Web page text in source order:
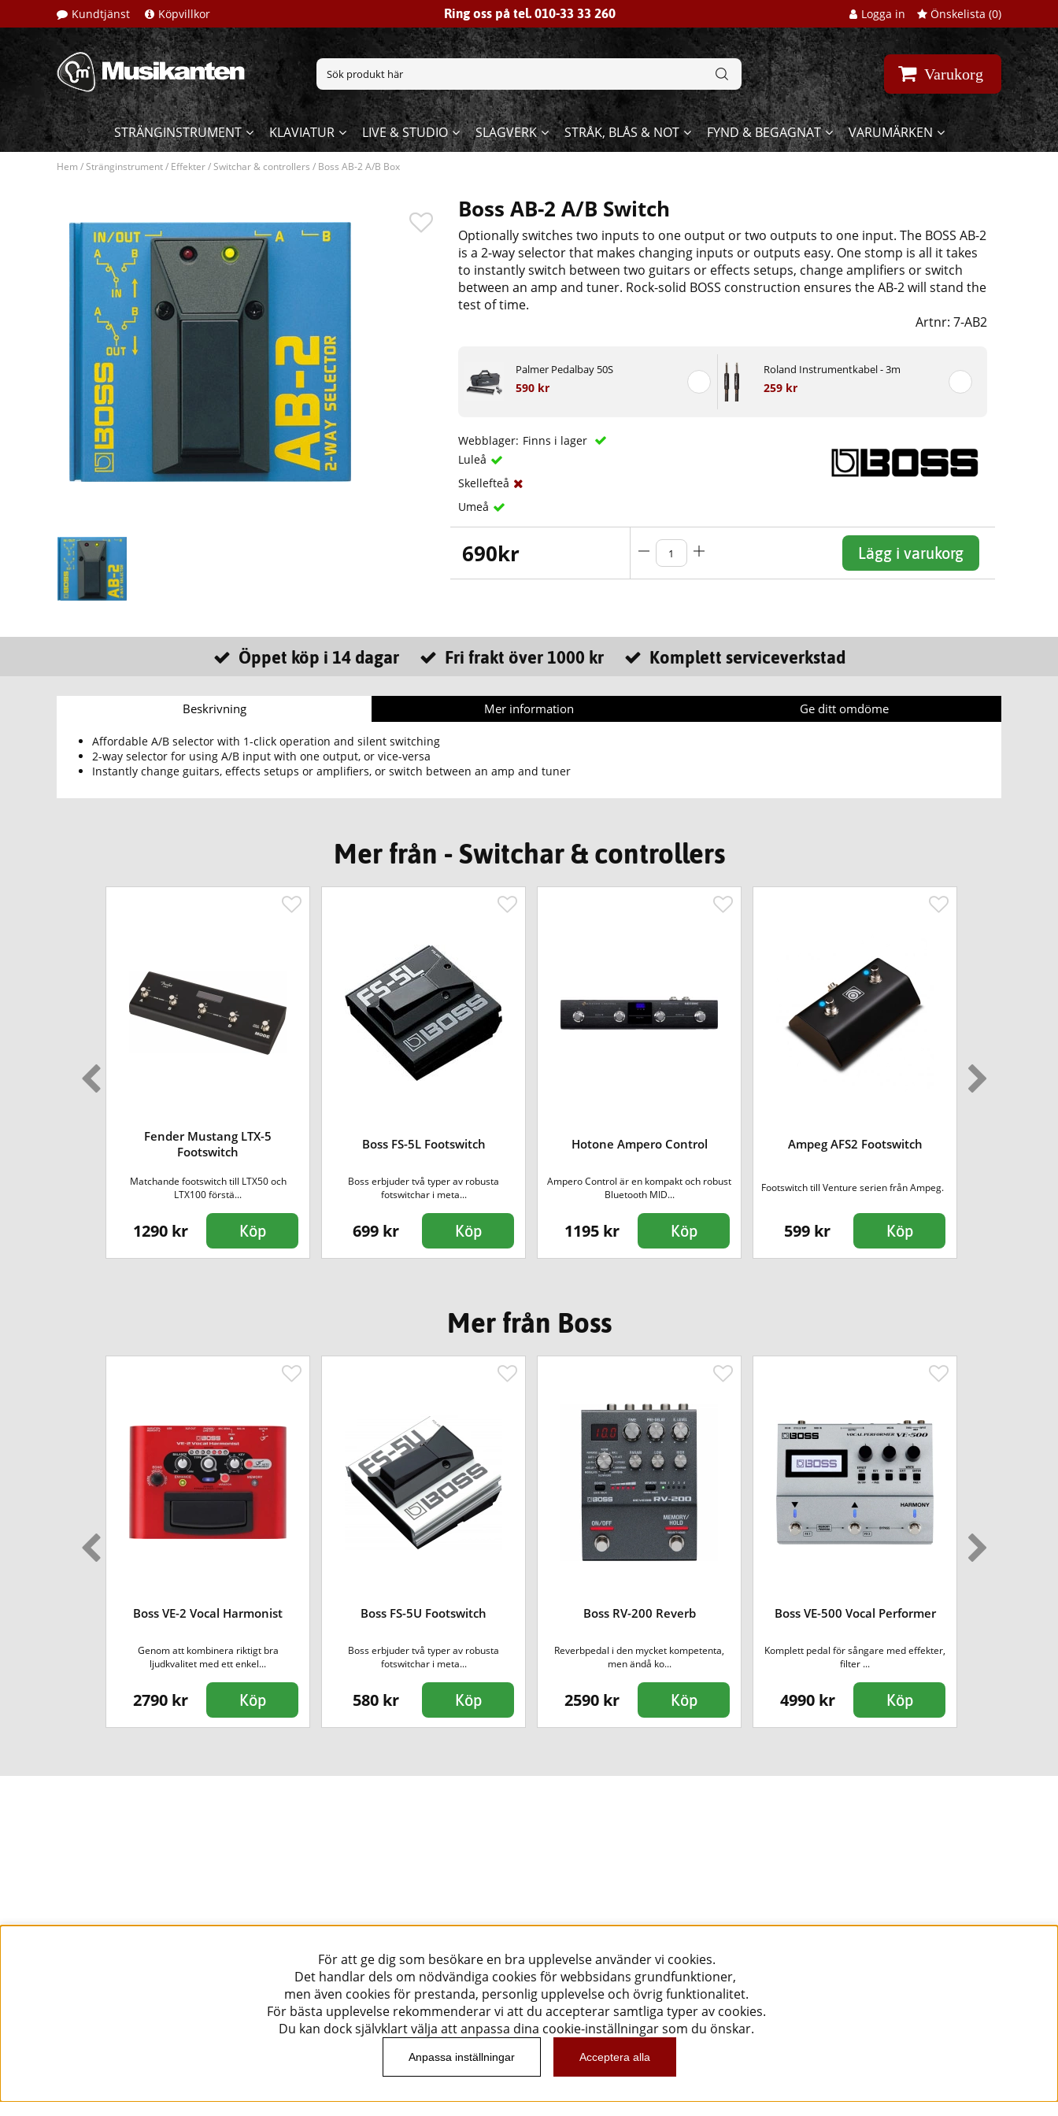
Kundtjänst Köpvillkor Ring oss på tel. 010-33 33 260 Logga in Önskelista (0)
Varukorg
STRÄNGINSTRUMENT KLAVIATUR LIVE & STUDIO SLAGVERK STRÅK, BLÅS & NOT FYND & BEGAGNAT VARUMÄRKEN
Hem /Stränginstrument/ Effekter/Switchar & controllers / Boss AB-2 A/B Box
Boss AB-2 A/B Switch
Optionally switches two inputs to one output or two outputs to one input. The BOSS AB-2
is a 2-way selector that makes changing inputs or outputs easy. One stomp is all it takes
to instantly switch between two guitars or effects setups, change amplifiers or switch
between an amp and tuner. Rock-solid BOSS construction ensures the AB-2 will stand the
test of time.
Artnr: 7-AB2
Palmer Pedalbay 50S
590 kr
Roland Instrumentkabel - 3m
259 kr
Webblager: Finns i lager
Luleå
Skellefteå
Umeå
690kr Lägg i varukorg
Öppet köp i 14 dagar Fri frakt över 1000 kr Komplett serviceverkstad
Beskrivning Mer information Ge ditt omdöme
Affordable A/B selector with 1-click operation and silent switching
2-way selector for using A/B input with one output, or vice-versa
Instantly change guitars, effects setups or amplifiers, or switch between an amp and tuner
Mer från - Switchar & controllers
Fender Mustang LTX-5
Footswitch
Matchande footswitch till LTX50 och
LTX100 förstä...
1290 kr Köp
Boss FS-5L Footswitch
Boss erbjuder två typer av robusta
fotswitchar i meta...
699 kr Köp
Hotone Ampero Control
Ampero Control är en kompakt och robust
Bluetooth MID...
1195 kr Köp
Ampeg AFS2 Footswitch
Footswitch till Venture serien från Ampeg.
599 kr Köp
Mer från Boss
Boss VE-2 Vocal Harmonist
Genom att kombinera riktigt bra
ljudkvalitet med ett enkel...
2790 kr Köp
Boss FS-5U Footswitch
Boss erbjuder två typer av robusta
fotswitchar i meta...
580 kr Köp
Boss RV-200 Reverb
Reverbpedal i den mycket kompetenta,
men ändå ko...
2590 kr Köp
Boss VE-500 Vocal Performer
Komplett pedal för sångare med effekter,
filter ...
4990 kr Köp
För att ge dig som besökare en bra upplevelse använder vi cookies.
Det handlar dels om nödvändiga cookies för webbsidans grundfunktioner,
men även cookies för prestanda, personlig upplevelse och övrig funktionalitet.
För bästa upplevelse rekommenderar vi att du accepterar samtliga typer av cookies.
Du kan dock självklart välja att anpassa dina cookie-inställningar som du önskar.
Anpassa inställningar Acceptera alla